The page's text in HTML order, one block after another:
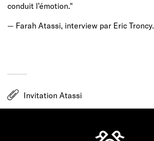
conduit l’émotion."
— Farah Atassi, interview par Eric Troncy.
Invitation Atassi